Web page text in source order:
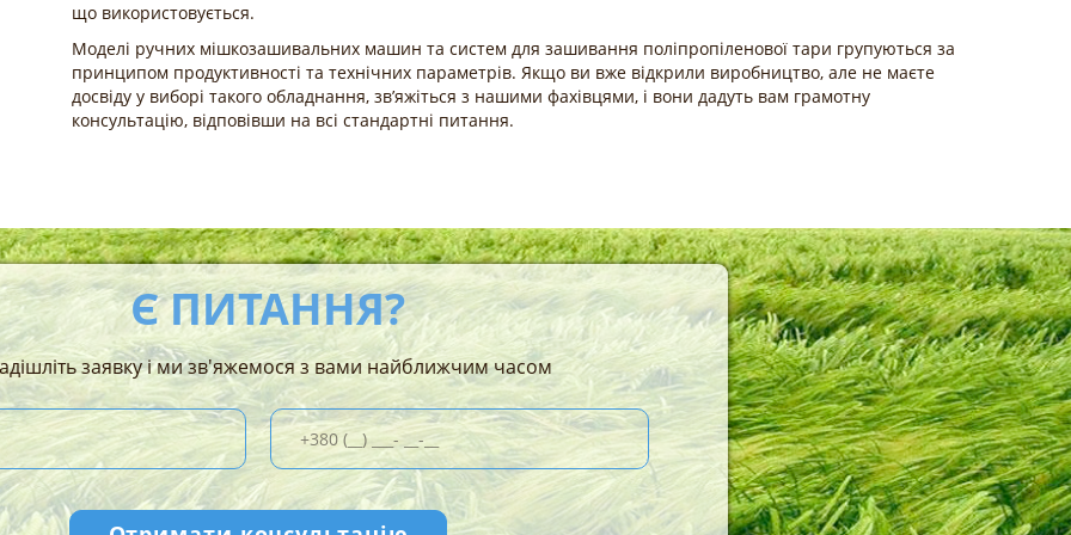
що використовується.
Моделі ручних мішкозашивальних машин та систем для зашивання поліпропіленової тари групуються за
принципом продуктивності та технічних параметрів. Якщо ви вже відкрили виробництво, але не маєте
досвіду у виборі такого обладнання, зв’яжіться з нашими фахівцями, і вони дадуть вам грамотну
консультацію, відповівши на всі стандартні питання.
Є ПИТАННЯ?
заявку і ми зв'яжемося з вами найближчим часом